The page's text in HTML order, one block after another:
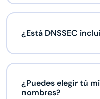
¿Está DNSSEC
¿Puedes elegir tú
nombres?